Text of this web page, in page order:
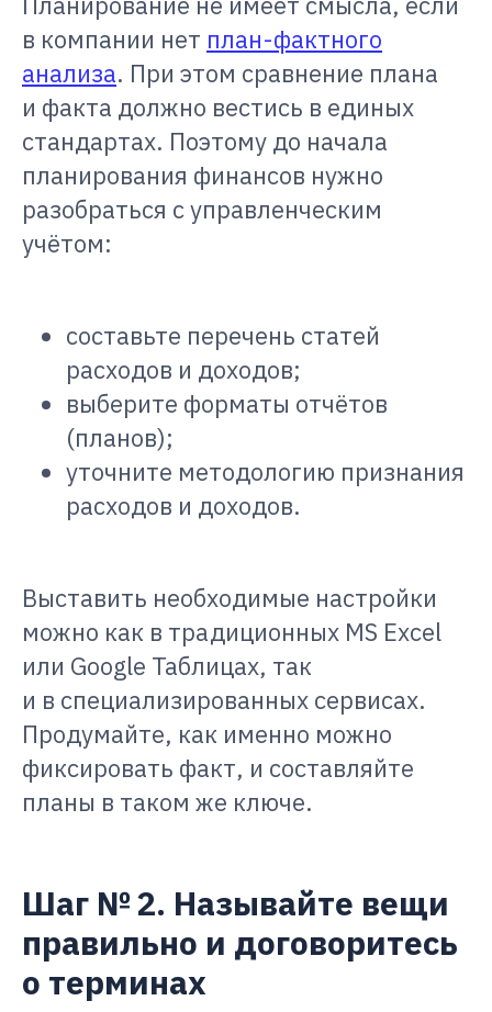
в компании нет план-фактного
анализа. При этом сравнение плана
и факта должно вестись в единых
стандартах. Поэтому до начала
планирования финансов нужно
разобраться с управленческим
учётом:
составьте перечень статей
расходов и доходов;
выберите форматы отчётов
(планов);
уточните методологию признания
расходов и доходов.
Выставить необходимые настройки
можно как в традиционных MS Excel
или Google Таблицах, так
и в специализированных сервисах.
Продумайте, как именно можно
фиксировать факт, и составляйте
планы в таком же ключе.
Шаг № 2. Называйте вещи
правильно и договоритесь
о терминах